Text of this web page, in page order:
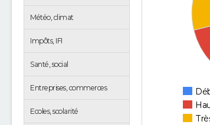
Météo, climat
Impôts, IFI
Santé, social
Entreprises, commerces
Ecoles, scolarité